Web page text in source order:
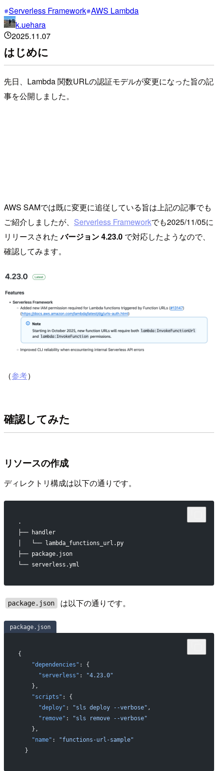
Serverless Framework AWS Lambda
k.uehara
2025.11.07
はじめに
先日、Lambda 関数URLの認証モデルが変更になった旨の記
事を公開しました。
AWS SAMでは既に変更に追従している旨は上記の記事でも
ご紹介しましたが、 Serverless Frameworkでも2025/11/05に
リリースされたバージョン 4.23.0 で対応したようなので、
確認してみます。
（参考）
確認してみた
リソースの作成
ディレクトリ構成は以下の通りです。
.
├── handler
│   └── lambda_functions_url.py
├── package.json
└── serverless.yml
package.json は以下の通りです。
package.json
{
    "dependencies"
: {
      "serverless"
:
"4.23.0"
    },
    "scripts"
: {
      "deploy"
: "sls deploy --verbose" ,
      "remove"
:
"sls remove --verbose"
    },
    "name"
:
"functions-url-sample"
  }